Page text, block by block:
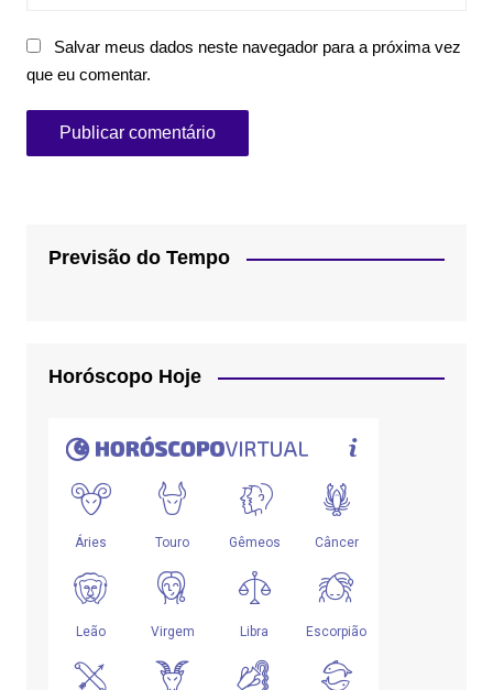
Salvar meus dados neste navegador para a próxima vez
que eu comentar.
Previsão do Tempo
Horóscopo Hoje